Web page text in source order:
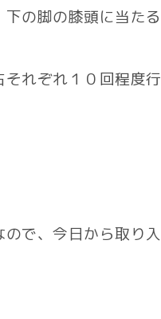
の脚の膝頭に当たる
れぞれ１０回程度行
で、今日から取り入